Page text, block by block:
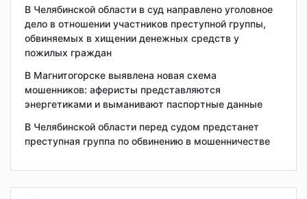
В Челябинской области в суд направлено уголовное
дело в отношении участников преступной группы,
обвиняемых в хищении денежных средств у
пожилых граждан
В Магнитогорске выявлена новая схема
мошенников: аферисты представляются
энергетиками и выманивают паспортные данные
В Челябинской области перед судом предстанет
преступная группа по обвинению в мошенничестве